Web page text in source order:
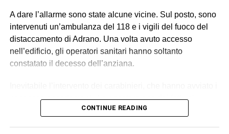
allontanarli se non avessero accettato tali condizioni,
contribuendo così a mantenere le condizioni di
sfruttamento e dipendenza economica e abitativa.
© RIPRODUZIONE RISERVATA
A dare l’allarme sono state alcune vicine. Sul posto, sono
intervenuti un’ambulanza del 118 e i vigili del fuoco del
distaccamento di Adrano. Una volta avuto accesso
nell’edificio, gli operatori sanitari hanno soltanto
constatato il decesso dell’anziana.
necessari accertamenti. La ricostruzione dei fatti, al
momento, suggerisce l’ipotesi della disgrazia: il motore
CONTINUE READING